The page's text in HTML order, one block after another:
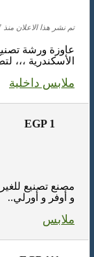
عاوزة ورشة
الأسكندرية ،،،
ملابس داخلية
تم نشر هذا الاعلان منذ 7 سنة
EGP 1
مصنع تصنيع
و أوفر و أورلي..
ملابس